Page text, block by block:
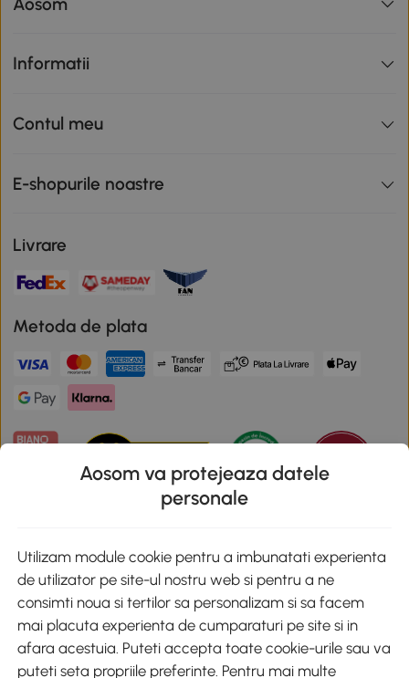
Informatii
Contul meu
E-shopurile noastre
Livrare
Metoda de plata
Descarca aplicatia Aosom
Google Play
Aosom va protejeaza datele
personale
Utilizam module cookie pentru a imbunatati experienta
de utilizator pe site-ul nostru web si pentru a ne
consimti noua si tertilor sa personalizam si sa facem
mai placuta experienta de cumparaturi pe site si in
afara acestuia. Puteti accepta toate cookie-urile sau va
puteti seta propriile preferinte. Pentru mai multe